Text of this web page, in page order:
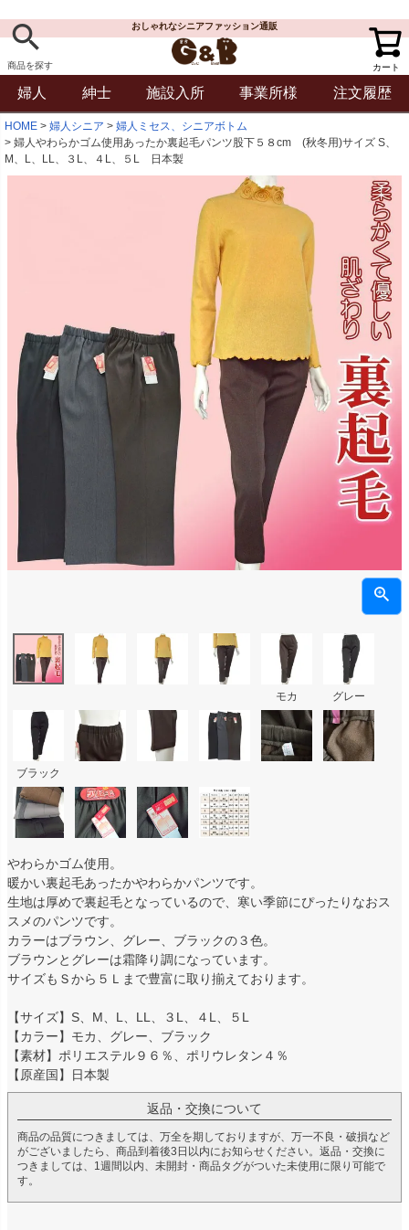
商品を探す
おしゃれなシニアファッション通販
カート
婦人 紳士 施設入所 事業所様 注文履歴
HOME 婦人シニア
婦人ミセス、シニアボトム
婦人やわらかゴム使用あったか裏起毛パンツ股下５８cm (秋冬用)サイズ S、
M、L、LL、３L、４L、５L 日本製
モカ グレー
ブラック
やわらかゴム使用。
暖かい裏起毛あったかやわらかパンツです。
生地は厚めで裏起毛となっているので、寒い季節にぴったりなおス
スメのパンツです。
カラーはブラウン、グレー、ブラックの３色。
ブラウンとグレーは霜降り調になっています。
サイズもＳから５Ｌまで豊富に取り揃えております。
【サイズ】S、M、L、LL、３L、４L、５L
【カラー】モカ、グレー、ブラック
【素材】ポリエステル９６％、ポリウレタン４％
【原産国】日本製
返品・交換について
商品の品質につきましては、万全を期しておりますが、万一不良・破損など
がございましたら、商品到着後3日以内にお知らせください。返品・交換に
つきましては、1週間以内、未開封・商品タグがついた未使用に限り可能で
す。